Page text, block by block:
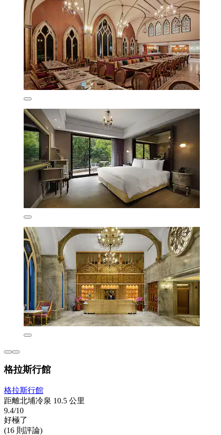
格拉斯行館
格拉斯行館
距離北埔冷泉 10.5 公里
9.4/10
好極了
(16 則評論)